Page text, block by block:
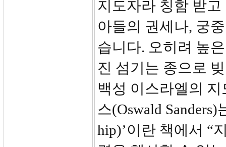
지도자라 칭함 받
아들의 권세나, 궁
습니다. 오히려 높
진 섬기는 종으로
백성 이스라엘의
스(Oswald
hip)’이란 책에서 “